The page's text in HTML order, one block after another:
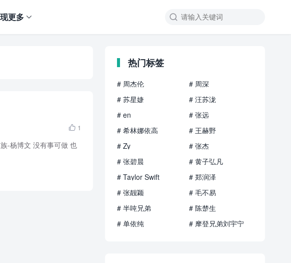

更多
 1
-杨博文 没有事可做 也
热门标签
# 周杰伦
# 周深
# 苏星婕
# 汪苏泷
# en
# 张远
# 希林娜依高
# 王赫野
# Zy
# 张杰
# 张碧晨
# 黄子弘凡
# Taylor Swift
# 郑润泽
# 张靓颖
# 毛不易
# 半吨兄弟
# 陈楚生
# 单依纯
# 摩登兄弟刘宇宁